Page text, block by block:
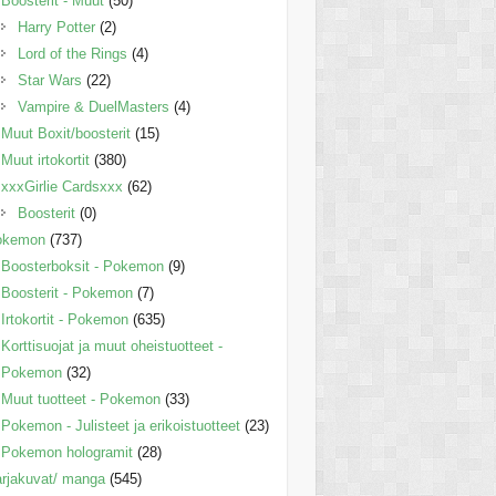
Harry Potter (2)
Lord of the Rings (4)
Star Wars (22)
Vampire & DuelMasters (4)
Muut Boxit/boosterit (15)
Muut irtokortit (380)
xxxGirlie Cardsxxx (62)
Boosterit (0)
(737)
Boosterboksit - Pokemon (9)
Boosterit - Pokemon (7)
Irtokortit - Pokemon (635)
Korttisuojat ja muut oheistuotteet -
Pokemon (32)
Muut tuotteet - Pokemon (33)
Pokemon - Julisteet ja erikoistuotteet (23)
Pokemon hologramit (28)
manga (545)